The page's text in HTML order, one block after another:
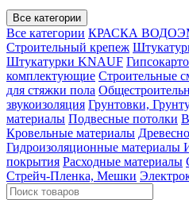
Все категории
Все категории КРАСКА
Строительный крепеж
Штукатурки KNAUF
комплектующие Строительные
для стяжки пола
звукоизоляция Грунтовки,
материалы Подвесные потолки
Кровельные материалы
Гидроизоляционные материалы
покрытия Расходные материалы
Стрейч-Пленка, Мешки